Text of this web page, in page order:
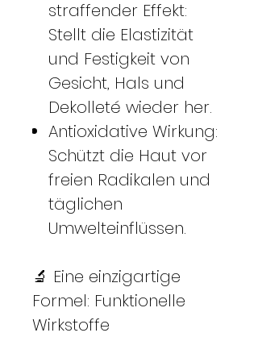
straffender Effekt:
Stellt die Elastizität
und Festigkeit von
Gesicht, Hals und
Dekolleté wieder her.
Antioxidative Wirkung:
Schützt die Haut vor
freien Radikalen und
täglichen
Umwelteinflüssen.
🔬 Eine einzigartige
Formel: Funktionelle
Wirkstoffe